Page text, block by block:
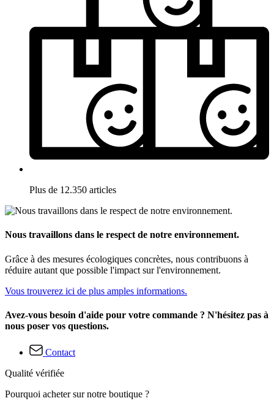
Plus de 12.350 articles
Nous travaillons dans le respect de notre environnement.
Grâce à des mesures écologiques concrètes, nous contribuons à
réduire autant que possible l'impact sur l'environnement.
Vous trouverez ici de plus amples informations.
Avez-vous besoin d'aide pour votre commande ? N'hésitez pas à
nous poser vos questions.
Contact
Qualité vérifiée
Pourquoi acheter sur notre boutique ?